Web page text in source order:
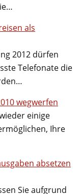
als
2012 dürfen
Telefonate die
wegwerfen
einige
Ihre
absetzen
Sie aufgrund